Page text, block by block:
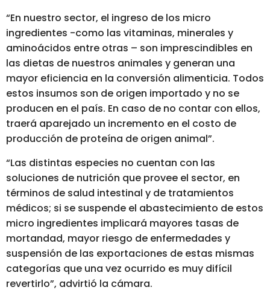
“En nuestro sector, el ingreso de los micro
ingredientes -como las vitaminas, minerales y
aminoácidos entre otras – son imprescindibles en
las dietas de nuestros animales y generan una
mayor eficiencia en la conversión alimenticia. Todos
estos insumos son de origen importado y no se
producen en el país. En caso de no contar con ellos,
traerá aparejado un incremento en el costo de
producción de proteína de origen animal”.
“Las distintas especies no cuentan con las
soluciones de nutrición que provee el sector, en
términos de salud intestinal y de tratamientos
médicos; si se suspende el abastecimiento de estos
micro ingredientes implicará mayores tasas de
mortandad, mayor riesgo de enfermedades y
suspensión de las exportaciones de estas mismas
categorías que una vez ocurrido es muy difícil
revertirlo”, advirtió la cámara.